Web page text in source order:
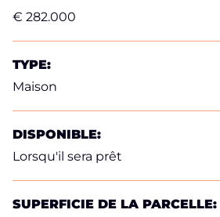
€ 282.000
TYPE:
Maison
DISPONIBLE:
Lorsqu'il sera prêt
SUPERFICIE DE LA PARCELLE: